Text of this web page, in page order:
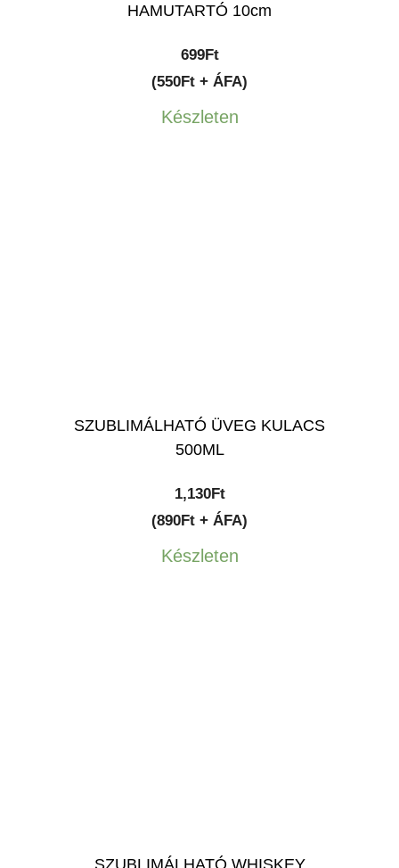
HAMUTARTÓ 10cm
699Ft
(550Ft + ÁFA)
Készleten
SZUBLIMÁLHATÓ ÜVEG KULACS
500ML
1,130Ft
(890Ft + ÁFA)
Készleten
SZUBLIMÁLHATÓ WHISKEY